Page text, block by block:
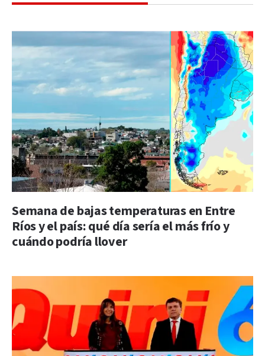
Semana de bajas temperaturas en Entre
Ríos y el país: qué día sería el más frío y
cuándo podría llover